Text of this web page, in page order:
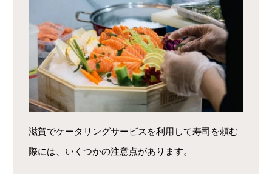
滋賀でケータリングサービスを利用して寿司を頼む
際には、いくつかの注意点があります。